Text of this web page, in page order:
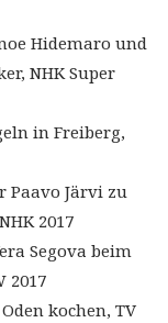
Hidemaro und
NHK Super
in Freiberg,
Paavo Järvi zu
2017
Segova beim
2017
kochen, TV